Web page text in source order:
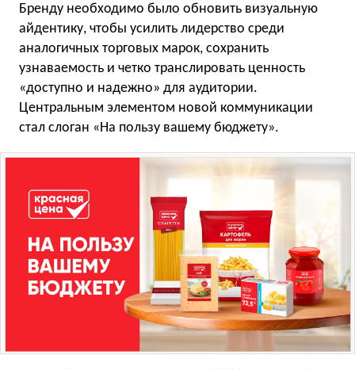
Бренду необходимо было обновить визуальную
айдентику, чтобы усилить лидерство среди
аналогичных торговых марок, сохранить
узнаваемость и четко транслировать ценность
«доступно и надежно» для аудитории.
Центральным элементом новой коммуникации
стал слоган «На пользу вашему бюджету».